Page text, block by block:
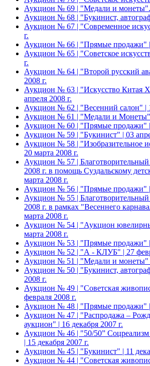
Аукцион № 69 | "Медали и монеты".
Аукцион № 68 | "Букинист,
Аукцион № 67 | "Современное
г.
Аукцион № 66 | "Прямые продажи" |
Аукцион № 65 | "Советское
г.
Аукцион № 64 | "Второй русский
2008 г.
Аукцион № 63 | "Искусство Китая
апреля 2008 г.
Аукцион № 62 | "Весенний салон" |
Аукцион № 61 | "Медали и Монеты" |
Аукцион № 60 | "Прямые продажи" |
Аукцион № 59 | "Букинист" | 03
Аукцион № 58 | "Изобразительное
20 марта 2008 г.
Аукцион № 57 | Благотворительный
2008 г. в помощь Суздальскому
марта 2008 г.
Аукцион № 56 | "Прямые продажи" |
Аукцион № 55 | Благотворительный
2008 г. в рамках "Весеннего
марта 2008 г.
Аукцион № 54 | "Аукцион
марта 2008 г.
Аукцион № 53 | "Прямые продажи" |
Аукцион № 52 | "А - КЛУБ" | 27
Аукцион № 51 | "Медали и монеты" |
Аукцион № 50 | "Букинист,
2008 г.
Аукцион № 49 | "Советская
февраля 2008 г.
Аукцион № 48 | "Прямые продажи" |
Аукцион № 47 | "Распродажа –
аукцион" | 16 декабря 2007 г.
Аукцион № 46 | "50/50” Соцреализм
| 15 декабря 2007 г.
Аукцион № 45 | "Букинист" | 11
Аукцион № 44 | "Советская